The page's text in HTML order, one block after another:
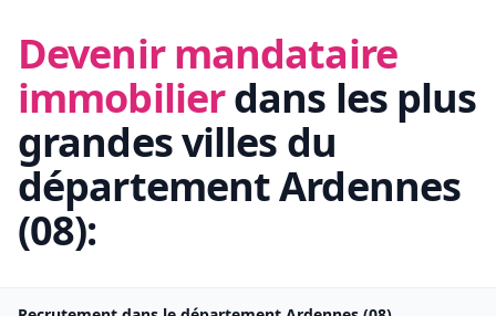
Devenir mandataire
immobilierdans les plus
grandes villes du
départementArdennes
(08):